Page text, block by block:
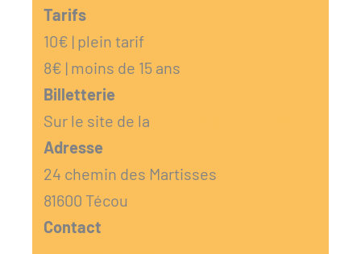
Tarifs
10€ | plein tarif
8€ | moins de 15 ans
Billetterie
Sur le site de la
Adresse
24 chemin des Martisses
81600 Técou
Contact